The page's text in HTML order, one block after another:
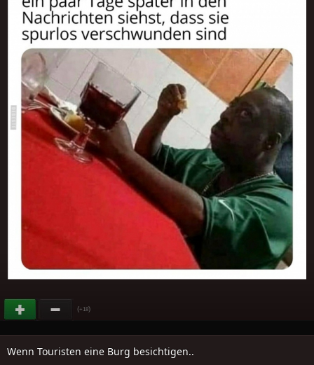
(+18)
Wenn Touristen eine Burg besichtigen..